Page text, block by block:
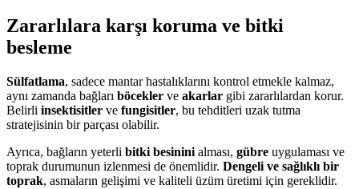
Zararlılara karşı koruma ve bitki
besleme
Sülfatlama, sadece mantar hastalıklarını kontrol etmekle kalmaz,
aynı zamanda bağları böcekler ve akarlar gibi zararlılardan korur.
Belirli insektisitler ve fungisitler, bu tehditleri uzak tutma
stratejisinin bir parçası olabilir.
Ayrıca, bağların yeterli bitki besinini alması, gübre uygulaması ve
toprak durumunun izlenmesi de önemlidir. Dengeli ve sağlıklı bir
toprak, asmaların gelişimi ve kaliteli üzüm üretimi için gereklidir.